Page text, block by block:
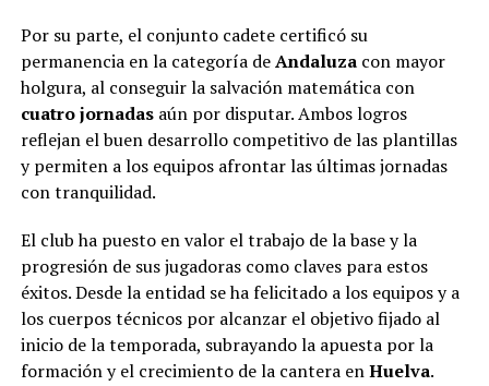
Por su parte, el conjunto cadete certificó su
permanencia en la categoría deAndaluzacon mayor
holgura, al conseguir la salvación matemática con
cuatro jornadasaún por disputar. Ambos logros
reflejan el buen desarrollo competitivo de las plantillas
y permiten a los equipos afrontar las últimas jornadas
con tranquilidad.
El club ha puesto en valor el trabajo de la base y la
progresión de sus jugadoras como claves para estos
éxitos. Desde la entidad se ha felicitado a los equipos y a
los cuerpos técnicos por alcanzar el objetivo fijado al
inicio de la temporada, subrayando la apuesta por la
formación y el crecimiento de la cantera enHuelva.